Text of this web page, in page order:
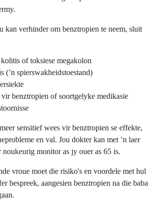
kan verhinder om benztropien te neem, sluit
of toksiese megakolon
(’n spierswakheidstoestand)
benztropien of soortgelyke medikasie
sensitief wees vir benztropien se effekte,
en val. Jou dokter kan met ’n laer
noukeurig monitor as jy ouer as 65 is.
vroue moet die risiko's en voordele met hul
bespreek, aangesien benztropien na die baba